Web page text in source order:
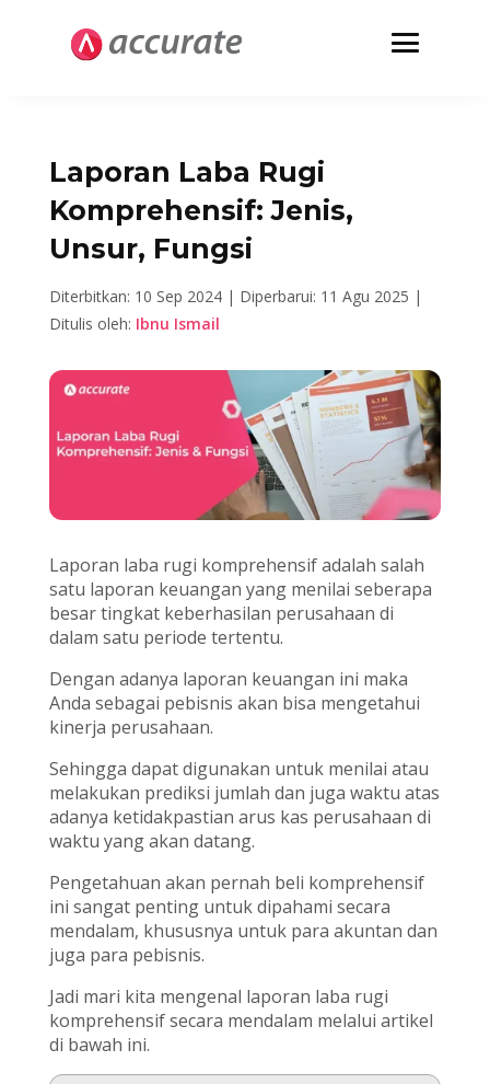
Laporan Laba Rugi
Komprehensif: Jenis,
Unsur, Fungsi
Diterbitkan: 10 Sep 2024 | Diperbarui: 11 Agu 2025 |
Ditulis oleh: Ibnu Ismail
Laporan laba rugi komprehensif adalah salah
satu laporan keuangan yang menilai seberapa
besar tingkat keberhasilan perusahaan di
dalam satu periode tertentu.
Dengan adanya laporan keuangan ini maka
Anda sebagai pebisnis akan bisa mengetahui
kinerja perusahaan.
Sehingga dapat digunakan untuk menilai atau
melakukan prediksi jumlah dan juga waktu atas
adanya ketidakpastian arus kas perusahaan di
waktu yang akan datang.
Pengetahuan akan pernah beli komprehensif
ini sangat penting untuk dipahami secara
mendalam, khususnya untuk para akuntan dan
juga para pebisnis.
Jadi mari kita mengenal laporan laba rugi
komprehensif secara mendalam melalui artikel
di bawah ini.